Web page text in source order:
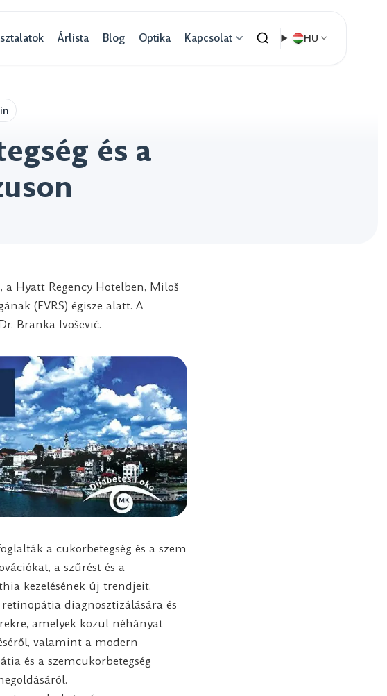
Árlista Blog Optika Kapcsolat HU
és a
Hyatt Regency Hotelben, Miloš
(EVRS) égisze alatt. A
Branka Ivošević.
a cukorbetegség és a szem
a szűrést és a
kezelésének új trendjeit.
diagnosztizálására és
amelyek közül néhányat
valamint a modern
és a szemcukorbetegség